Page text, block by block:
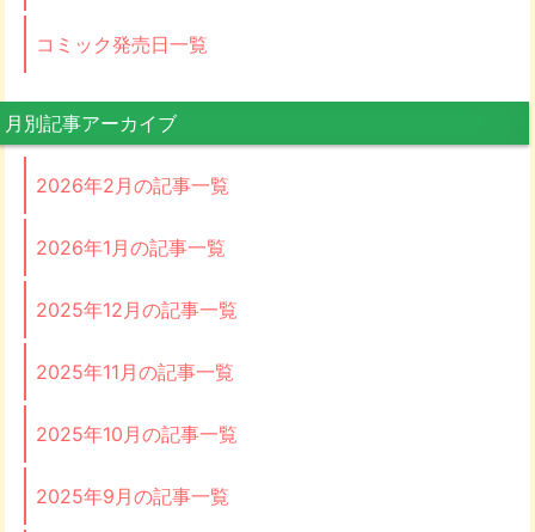
コミック発売日一覧
月別記事アーカイブ
2026年2月の記事一覧
2026年1月の記事一覧
2025年12月の記事一覧
2025年11月の記事一覧
2025年10月の記事一覧
2025年9月の記事一覧